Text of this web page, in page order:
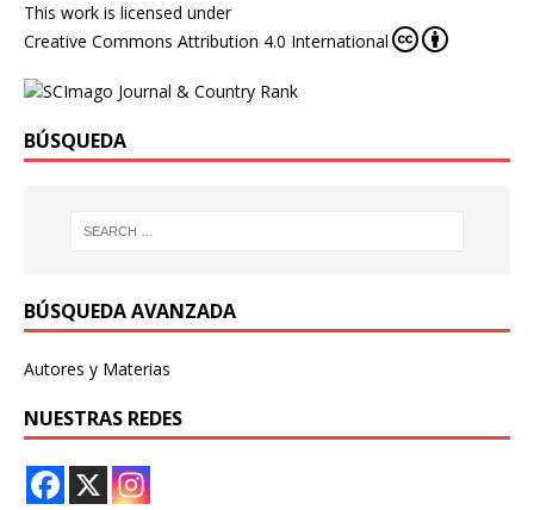
This work is licensed under
Creative Commons Attribution 4.0 International
BÚSQUEDA
BÚSQUEDA AVANZADA
Autores y Materias
NUESTRAS REDES